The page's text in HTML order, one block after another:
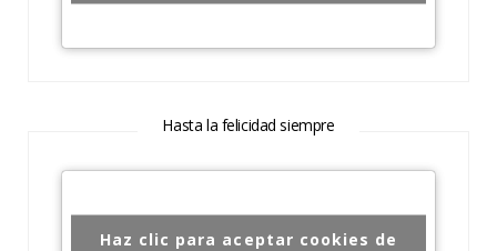
Hasta la felicidad siempre
Haz clic para aceptar cookies de